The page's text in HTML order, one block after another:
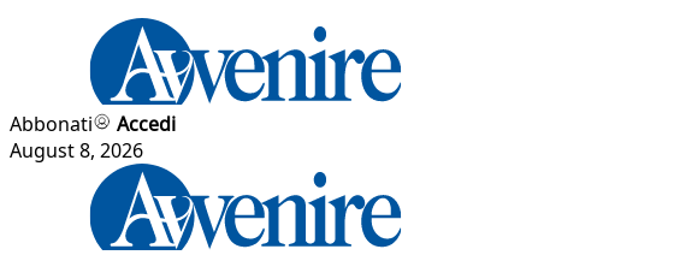
Abbonati
Accedi
August 8, 2026